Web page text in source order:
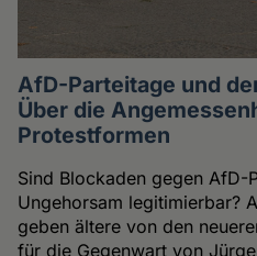
AfD-Parteitage und
Über die
Protestformen
Sind Blockaden gegen AfD-
Ungehorsam legitimierbar?
geben ältere von den
für die Gegenwart von